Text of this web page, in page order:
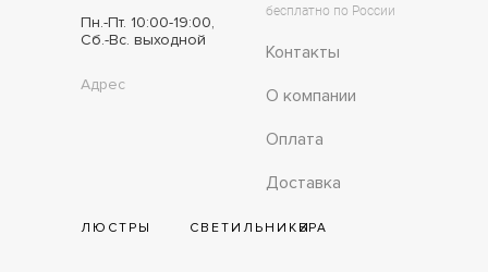
Пн.-Пт. 10:00-19:00,
Сб.-Вс. выходной
Адрес
бесплатно по России
Контакты
О компании
Оплата
Доставка
ЛЮСТРЫ СВЕТИЛЬНИКИБРА